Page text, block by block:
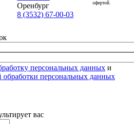
Оренбург
8 (3532) 67-00-03
офертой.
персональных данных и
обработки персональных данных
вас